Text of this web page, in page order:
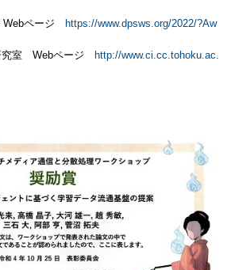
Webページ
https://www.dpsws.org/2022/?Aw
究室 Webページ
http://www.ci.cc.tohoku.ac.